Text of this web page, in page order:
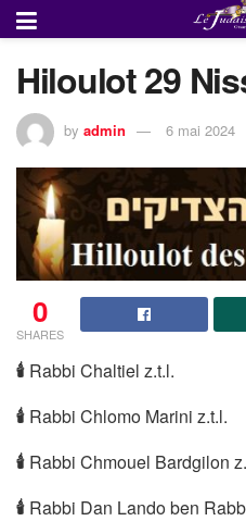
Hiloulot 29
by admin 6 mai 2024
0
SHARES
🕯 Rabbi Chaltiel z.t.l.
🕯 Rabbi Chlomo Marini z.t.l.
🕯 Rabbi Chmouel Bardgilon
🕯 Rabbi Dan Lando ben